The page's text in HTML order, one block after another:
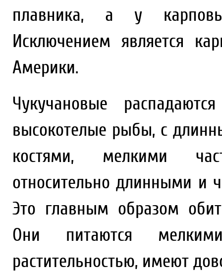
плавника, а у
Исключением является
Америки.
Чукучановые
высокотелые рыбы, с
костями, мелкими
относительно длинными и
Это главным образом
Они питаются
растительностью, имеют